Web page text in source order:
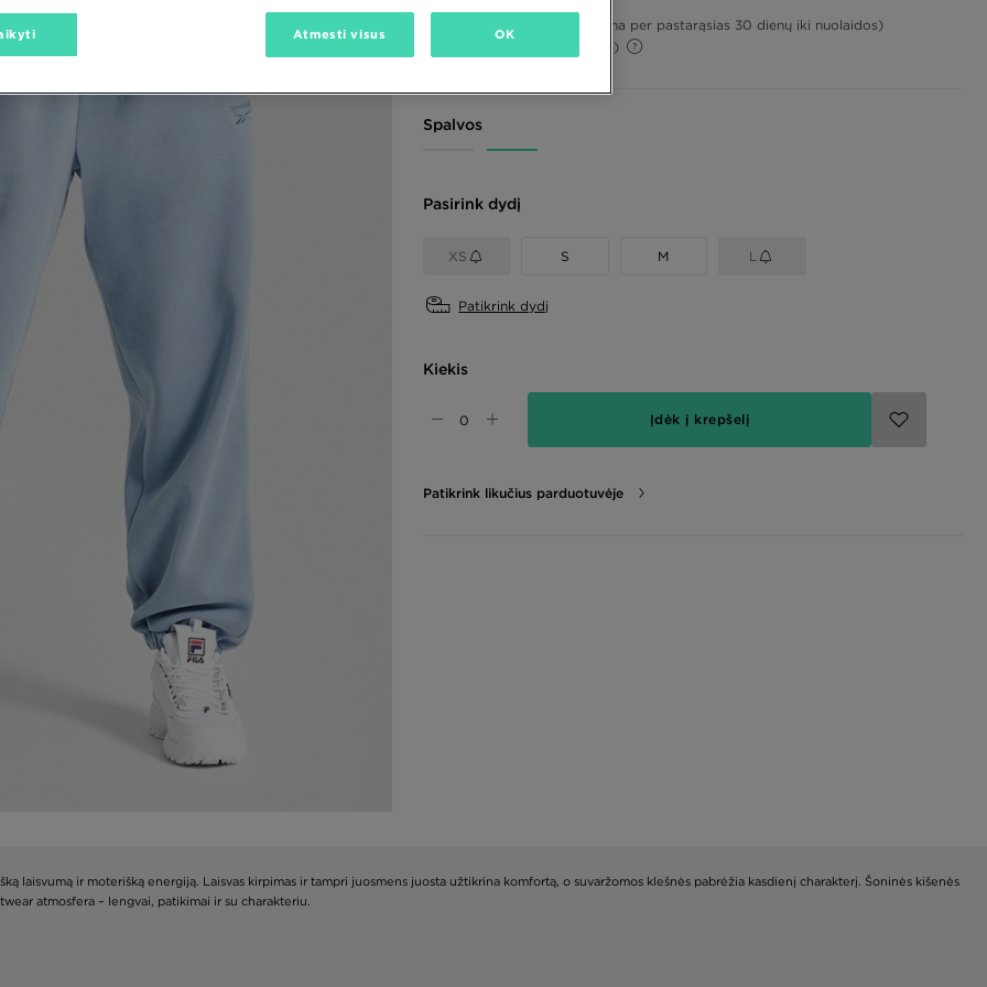
(Žemiausia kaina per pastarąsias 30 dienų iki nuolaidos)
(Pradinė kaina)
Spalvos
Pasirink dydį
XS S M L
Patikrink dydį
Kiekis
Įdėk į krepšelį
Patikrink likučius parduotuvėje
laisvumą ir moterišką energiją. Laisvas kirpimas ir tampri juosmens juosta užtikrina komfortą, o suvaržomos klešnės pabrėžia kasdienį charakterį. Šoninės kišenės
atmosfera – lengvai, patikimai ir su charakteriu.
Atmesti visus OK